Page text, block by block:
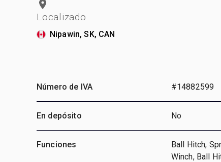
Localizado
Nipawin, SK, CAN
Número de IVA #14882599
En depósito No
Funciones
Ball Hitch,
Winch, Ball